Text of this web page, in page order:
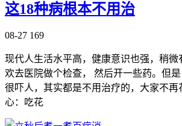
这18种病根本不用治
08-27 169
现代人生活水平高，健康意识也强，稍微
欢去医院做个检查， 然后开一些药。但
很吓人，其实都是不用治疗的，大家不再
心：吃花